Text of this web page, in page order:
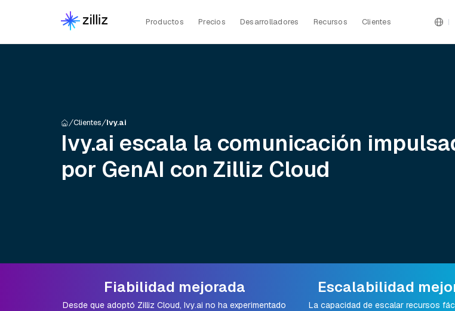
Productos Precios Desarrolladores Recursos Clientes
Clientes Ivy.ai
Ivy.ai escala la comunicación
por GenAI con Zilliz Cloud
Fiabilidad mejorada
Desde que adoptó Zilliz Cloud, Ivy.ai no ha experimentado
Escalabilidad
La capacidad de escalar recursos